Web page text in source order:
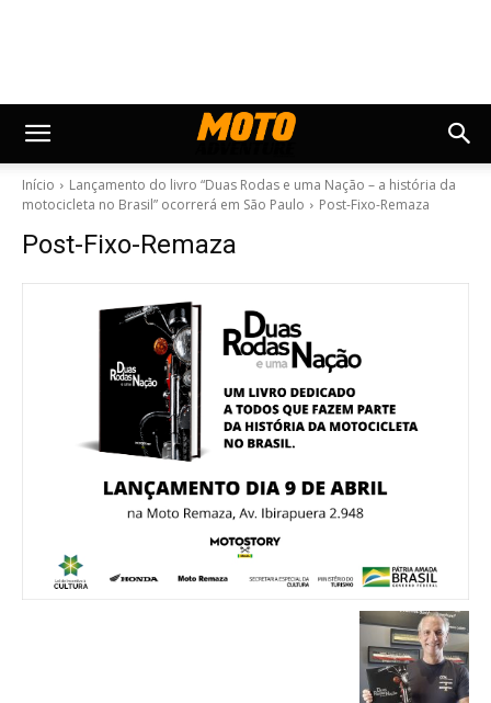
Início
Lançamento do livro “Duas Rodas e uma Nação – a história da
motocicleta no Brasil” ocorrerá em São Paulo
Post-Fixo-Remaza
Post-Fixo-Remaza